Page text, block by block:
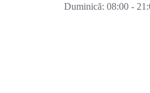
Duminică: 08:00 -